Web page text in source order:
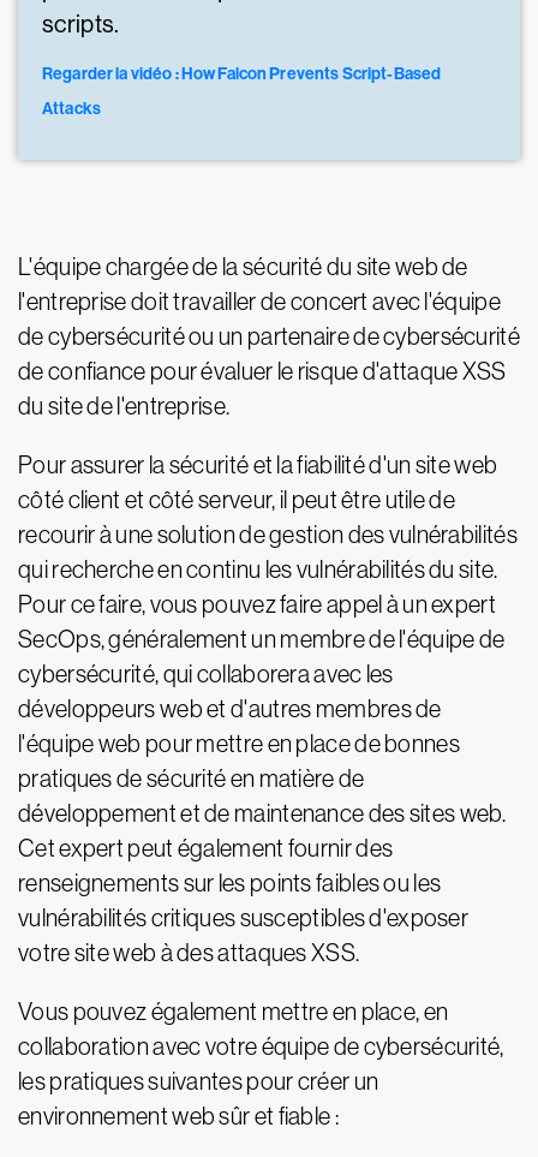
scripts.
Regarder la vidéo : How Falcon Prevents Script-Based
Attacks
L'équipe chargée de la sécurité du site web de
l'entreprise doit travailler de concert avec l'équipe
de cybersécurité ou un partenaire de cybersécurité
de confiance pour évaluer le risque d'attaque XSS
du site de l'entreprise.
Pour assurer la sécurité et la fiabilité d'un site web
côté client et côté serveur, il peut être utile de
recourir à une solution de gestion des vulnérabilités
qui recherche en continu les vulnérabilités du site.
Pour ce faire, vous pouvez faire appel à un expert
SecOps, généralement un membre de l'équipe de
cybersécurité, qui collaborera avec les
développeurs web et d'autres membres de
l'équipe web pour mettre en place de bonnes
pratiques de sécurité en matière de
développement et de maintenance des sites web.
Cet expert peut également fournir des
renseignements sur les points faibles ou les
vulnérabilités critiques susceptibles d'exposer
votre site web à des attaques XSS.
Vous pouvez également mettre en place, en
collaboration avec votre équipe de cybersécurité,
les pratiques suivantes pour créer un
environnement web sûr et fiable :